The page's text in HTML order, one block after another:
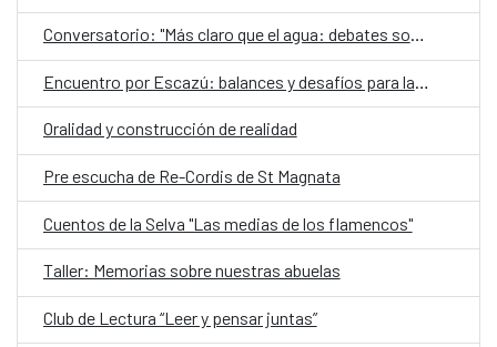
Conversatorio: "Más claro que el agua: debates sobre el futuro de los territorios hidrosociales del Aconcagua y El Maipo"
Oralidad y construcción de realidad
Pre escucha de Re-Cordis de St Magnata
Cuentos de la Selva "Las medias de los flamencos"
Taller: Memorias sobre nuestras abuelas
Club de Lectura “Leer y pensar juntas”